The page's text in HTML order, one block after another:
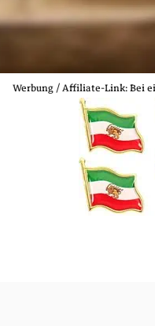
Werbung / Affiliate‑Link: Bei